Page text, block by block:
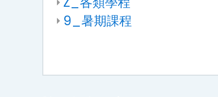
9_暑期課程